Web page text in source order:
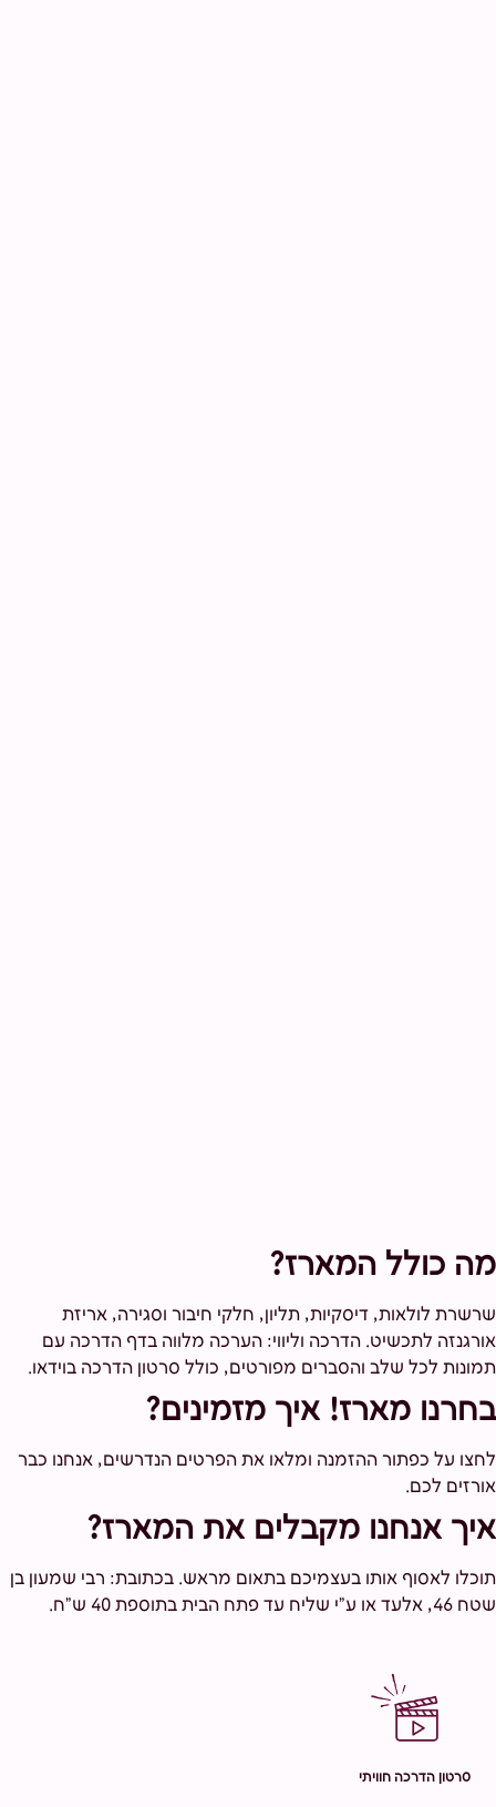
מה כולל המארז?
שרשרת לולאות, דיסקיות, תליון, חלקי חיבור וסגירה, אריזת
אורגנזה לתכשיט. הדרכה וליווי: הערכה מלווה בדף הדרכה עם
תמונות לכל שלב והסברים מפורטים, כולל סרטון הדרכה בוידאו.
בחרנו מארז! איך מזמינים?
לחצו על כפתור ההזמנה ומלאו את הפרטים הנדרשים, אנחנו כבר
אורזים לכם.
איך אנחנו מקבלים את המארז?
תוכלו לאסוף אותו בעצמיכם בתאום מראש. בכתובת: רבי שמעון בן
שטח 46, אלעד או ע"י שליח עד פתח הבית בתוספת 40 ש"ח.
סרטון הדרכה חוויתי